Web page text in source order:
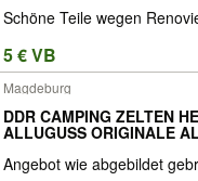
Schöne Teile wegen
5 € VB
Magdeburg
DDR CAMPING ZELTEN
ALLUGUSS ORIGINALE
Angebot wie abgebildet